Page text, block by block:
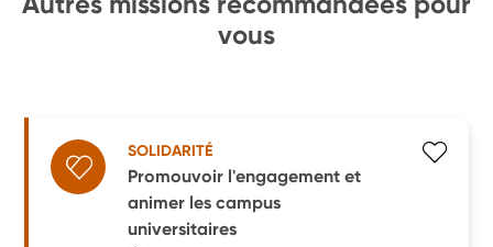
vous
SOLIDARITÉ
Promouvoir l'engagement et
animer les campus
universitaires